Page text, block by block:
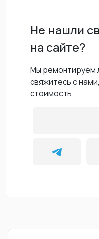
Не нашли
на сайте?
Мы ремонтируем
свяжитесь с
стоимость